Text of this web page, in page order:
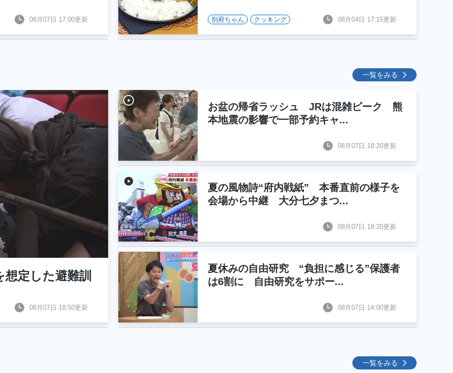
08月07日 17:00更新 08月04日 17:15更新
別府ちゃん クッキング
一覧をみる
定した避難訓
08月07日 18:50更新
お盆の帰省ラッシュ JRは混雑ピーク 熊
本地震の影響で一部予約キャ...
08月07日 18:20更新
夏の風物詩“府内戦紙” 本番直前の様子を
会場から中継 大分七夕まつ...
08月07日 18:20更新
夏休みの自由研究 “負担に感じる”保護者
は6割に 自由研究をサポー...
08月07日 14:00更新
一覧をみる